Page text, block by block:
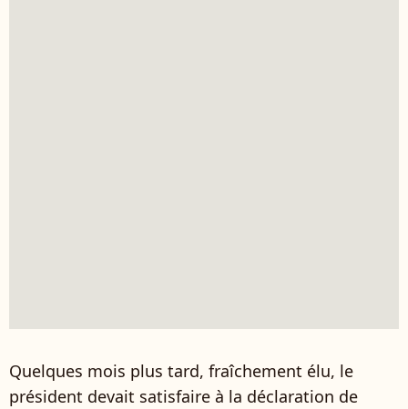
Quelques mois plus tard, fraîchement élu, le
président devait satisfaire à la déclaration de